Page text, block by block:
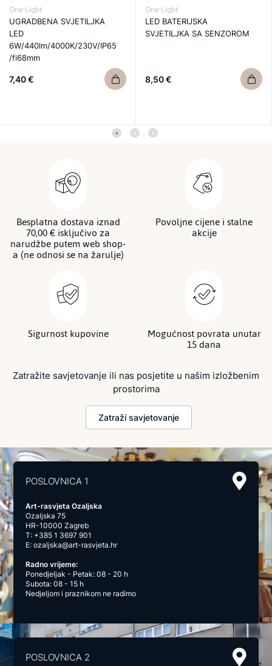
One Light
UGRADBENA SVJETILJKA
LED
6W/440lm/4000K/230V/IP65
/fi68mm
7,40 €
One Light
LED BATERIJSKA
SVJETILJKA SA SENZOROM
8,50 €
Besplatna dostava iznad
70,00 € isključivo za
narudžbe putem web shop-
a (ne odnosi se na žarulje)
Povoljne cijene i stalne
akcije
Sigurnost kupovine Mogućnost povrata unutar
15 dana
Zatražite savjetovanje ili nas posjetite u našim izložbenim
prostorima
Zatraži savjetovanje
POSLOVNICA 1
Art-rasvjeta Ozaljska
Ozaljska 75
HR-10000 Zagreb
T: +385 1 3697 901
E:ozaljska@art-rasvjeta.hr
Radno vrijeme:
Ponedjeljak - Petak: 08 - 20 h
Subota: 08 - 15 h
Nedjeljom i praznikom ne radimo
POSLOVNICA 2